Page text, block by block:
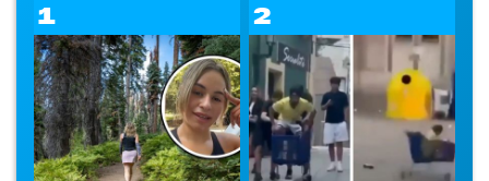
1 2